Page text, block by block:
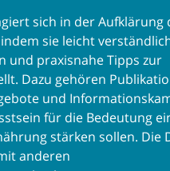
sich in der Aufklärung
sie leicht
und praxisnahe Tipps zur
Dazu gehören
und
für die Bedeutung
stärken sollen. Die
anderen